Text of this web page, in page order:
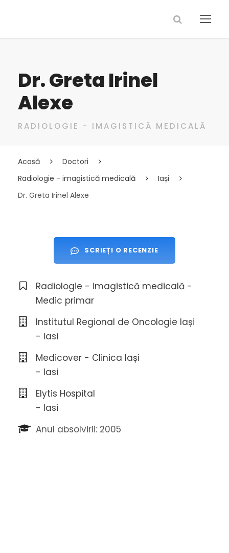
Dr. Greta Irinel
Alexe
RADIOLOGIE - IMAGISTICĂ MEDICALĂ
Acasă
Doctori
Radiologie - imagistică medicală
Iași
Dr. Greta Irinel Alexe
SCRIEȚI O RECENZIE
Radiologie - imagistică medicală -
Medic primar
Institutul Regional de Oncologie Iași
- Iasi
Medicover - Clinica Iași
- Iasi
Elytis Hospital
- Iasi
Anul absolvirii: 2005